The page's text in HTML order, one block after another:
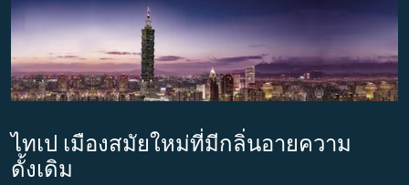
ไทเป เมืองสมัยใหม่ที่มีกลิ่นอายความ
ดั้งเดิม